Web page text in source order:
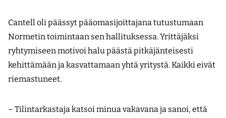
Cantell oli päässyt pääomasijoittajana tutustumaan
Normetin toimintaan sen hallituksessa. Yrittäjäksi
ryhtymiseen motivoi halu päästä pitkäjänteisesti
kehittämään ja kasvattamaan yhtä yritystä. Kaikki eivät
riemastuneet.
– Tilintarkastaja katsoi minua vakavana ja sanoi, että